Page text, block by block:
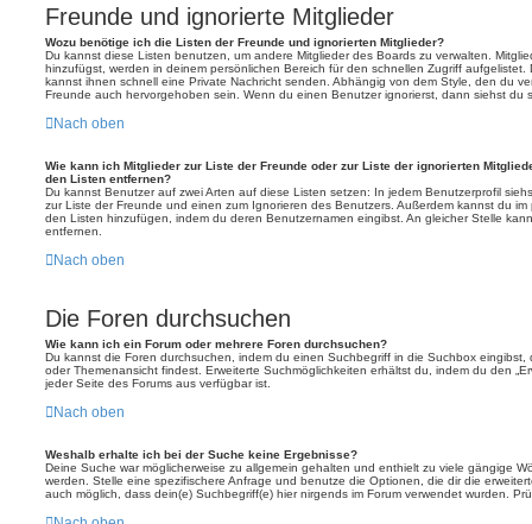
Freunde und ignorierte Mitglieder
Wozu benötige ich die Listen der Freunde und ignorierten Mitglieder?
Du kannst diese Listen benutzen, um andere Mitglieder des Boards zu verwalten.
hinzufügst, werden in deinem persönlichen Bereich für den schnellen Zugriff
kannst ihnen schnell eine Private Nachricht senden. Abhängig von dem Style, den du
Freunde auch hervorgehoben sein. Wenn du einen Benutzer ignorierst, dann siehst du
Nach oben
Wie kann ich Mitglieder zur Liste der Freunde oder zur Liste der ignorierten
den Listen entfernen?
Du kannst Benutzer auf zwei Arten auf diese Listen setzen: In jedem Benutzerprofil
zur Liste der Freunde und einen zum Ignorieren des Benutzers. Außerdem kannst du
den Listen hinzufügen, indem du deren Benutzernamen eingibst. An gleicher Stelle
entfernen.
Nach oben
Die Foren durchsuchen
Wie kann ich ein Forum oder mehrere Foren durchsuchen?
Du kannst die Foren durchsuchen, indem du einen Suchbegriff in die Suchbox eingibst,
oder Themenansicht findest. Erweiterte Suchmöglichkeiten erhältst du, indem du den
jeder Seite des Forums aus verfügbar ist.
Nach oben
Weshalb erhalte ich bei der Suche keine Ergebnisse?
Deine Suche war möglicherweise zu allgemein gehalten und enthielt zu viele gängige
werden. Stelle eine spezifischere Anfrage und benutze die Optionen, die dir die
auch möglich, dass dein(e) Suchbegriff(e) hier nirgends im Forum verwendet wurden.